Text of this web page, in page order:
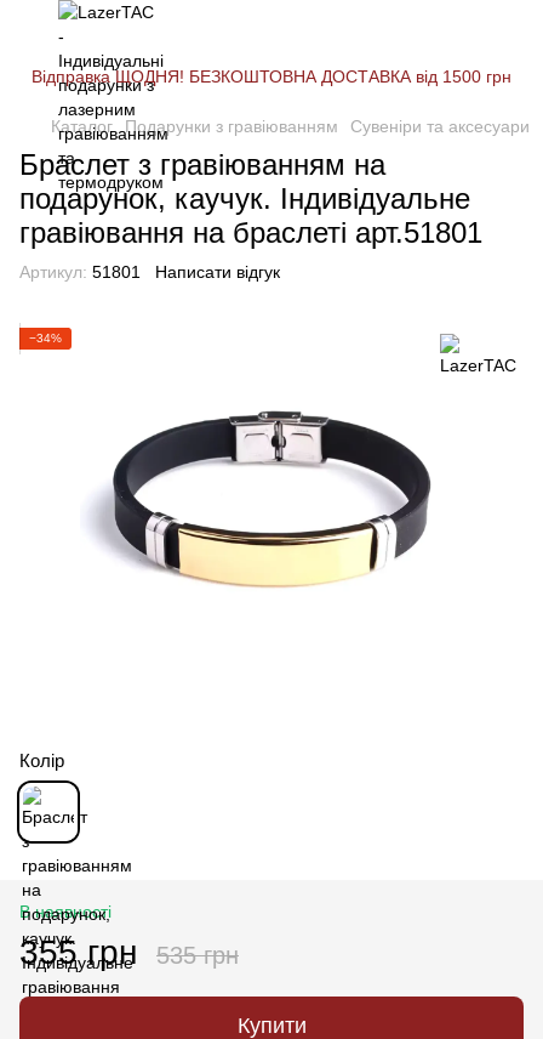
Відправка ЩОДНЯ! БЕЗКОШТОВНА ДОСТАВКА від 1500 грн
Каталог Подарунки з гравіюванням Сувеніри та аксесуари
Браслет з гравіюванням на
подарунок, каучук. Індивідуальне
гравіювання на браслеті арт.51801
Артикул: 51801 Написати відгук
−34%
Колір
В наявності
355 грн 535 грн
Купити